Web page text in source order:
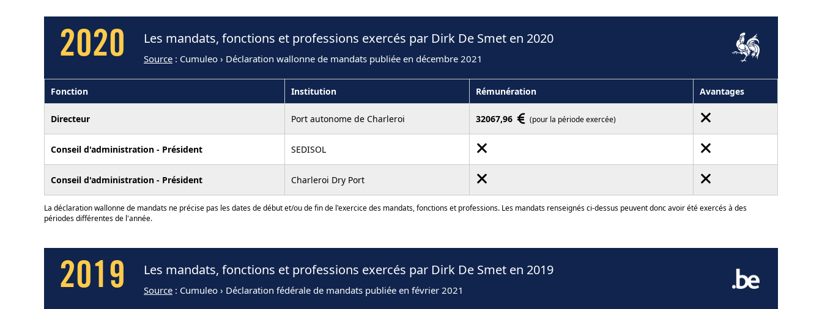
2020 Les mandats, fonctions et professions exercés par Dirk De Smet en 2020
Source : Cumuleo › Déclaration wallonne de mandats publiée en décembre 2021
Fonction Institution Rémunération Avantages
Directeur Port autonome de Charleroi 32067,96 (pour la période exercée)
Conseil d'administration - Président SEDISOL
Conseil d'administration - Président Charleroi Dry Port
La déclaration wallonne de mandats ne précise pas les dates de début et/ou de fin de l'exercice des mandats, fonctions et professions. Les mandats renseignés ci-dessus peuvent donc avoir été exercés à des
périodes différentes de l'année.
2019 Les mandats, fonctions et professions exercés par Dirk De Smet en 2019
Source : Cumuleo › Déclaration fédérale de mandats publiée en février 2021